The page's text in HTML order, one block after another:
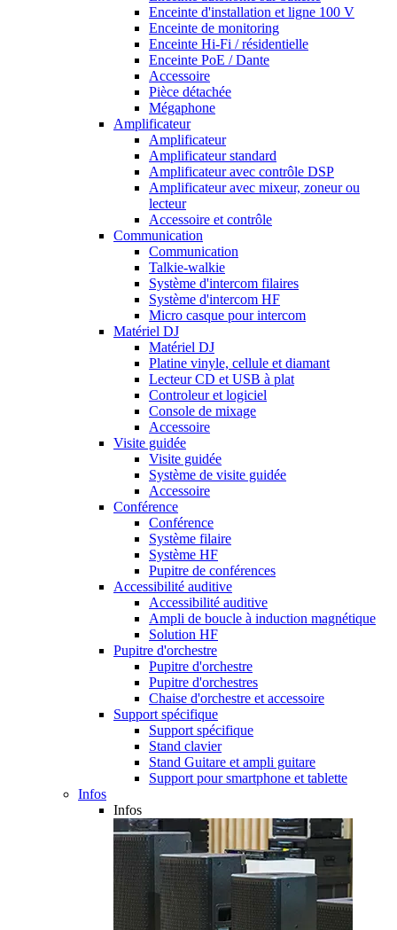
Enceinte d'installation et ligne 100 V
Enceinte de monitoring
Enceinte Hi-Fi / résidentielle
Enceinte PoE / Dante
Accessoire
Pièce détachée
Mégaphone
Amplificateur
Amplificateur
Amplificateur standard
Amplificateur avec contrôle DSP
Amplificateur avec mixeur, zoneur ou
lecteur
Accessoire et contrôle
Communication
Communication
Talkie-walkie
Système d'intercom filaires
Système d'intercom HF
Micro casque pour intercom
Matériel DJ
Matériel DJ
Platine vinyle, cellule et diamant
Lecteur CD et USB à plat
Controleur et logiciel
Console de mixage
Accessoire
Visite guidée
Visite guidée
Système de visite guidée
Accessoire
Conférence
Conférence
Système filaire
Système HF
Pupitre de conférences
Accessibilité auditive
Accessibilité auditive
Ampli de boucle à induction magnétique
Solution HF
Pupitre d'orchestre
Pupitre d'orchestre
Pupitre d'orchestres
Chaise d'orchestre et accessoire
Support spécifique
Support spécifique
Stand clavier
Stand Guitare et ampli guitare
Support pour smartphone et tablette
Infos
Infos